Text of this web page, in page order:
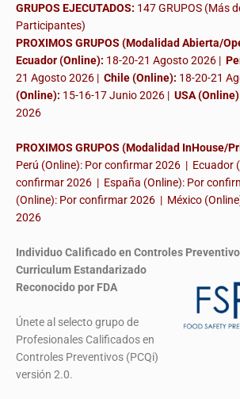
GRUPOS EJECUTADOS: 147 GRUPOS (Más
Participantes)
PROXIMOS GRUPOS (Modalidad Abierta/
Ecuador (Online): 18-20-21 Agosto 2026 |
21 Agosto 2026 | Chile (Online): 18-20-21
(Online): 15-16-17 Junio 2026 | USA
2026
PROXIMOS GRUPOS (Modalidad InHouse/
Perú (Online): Por confirmar 2026 | Ecuador
confirmar 2026 | España (Online): Por
(Online): Por confirmar 2026 | México
2026
Individuo Calificado en Controles
Curriculum Estandarizado
Reconocido por FDA
Únete al selecto grupo de
Profesionales Calificados en
Controles Preventivos (PCQi)
versión 2.0.